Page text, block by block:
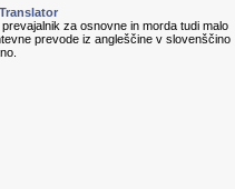
prevajalnik za osnovne in morda tudi malo
prevode iz angleščine v slovenščino